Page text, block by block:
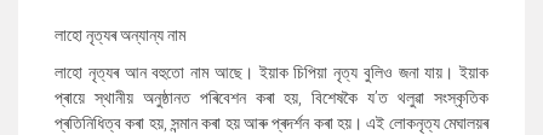
লাহো নৃত্যৰ অন্যান্য নাম
লাহো নৃত্যৰ আন বহুতো নাম আছে। ইয়াক চিপিয়া নৃত্য বুলিও জনা যায়। ইয়াক
প্ৰায়ে স্থানীয় অনুষ্ঠানত পৰিবেশন কৰা হয়,বিশেষকৈ য’ত থলুৱা সংস্কৃতিক
প্ৰতিনিধিত্ব কৰা হয়,সন্মান কৰা হয় আৰু প্ৰদৰ্শন কৰা হয়। এই লোকনৃত্য মেঘালয়ৰ